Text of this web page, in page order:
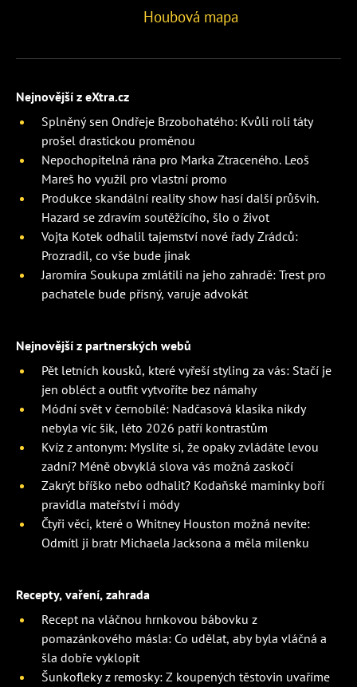
Houbová mapa
Nejnovější z eXtra.cz
Splněný sen Ondřeje Brzobohatého: Kvůli roli táty
prošel drastickou proměnou
Nepochopitelná rána pro Marka Ztraceného. Leoš
Mareš ho využil pro vlastní promo
Produkce skandální reality show hasí další průšvih.
Hazard se zdravím soutěžícího, šlo o život
Vojta Kotek odhalil tajemství nové řady Zrádců:
Prozradil, co vše bude jinak
Jaromíra Soukupa zmlátili na jeho zahradě: Trest pro
pachatele bude přísný, varuje advokát
Nejnovější z partnerských webů
Pět letních kousků, které vyřeší styling za vás: Stačí je
jen obléct a outfit vytvoříte bez námahy
Módní svět v černobílé: Nadčasová klasika nikdy
nebyla víc šik, léto 2026 patří kontrastům
Kvíz z antonym: Myslíte si, že opaky zvládáte levou
zadní? Méně obvyklá slova vás možná zaskočí
Zakrýt bříško nebo odhalit? Kodaňské maminky boří
pravidla mateřství i módy
Čtyři věci, které o Whitney Houston možná nevíte:
Odmítl ji bratr Michaela Jacksona a měla milenku
Recepty, vaření, zahrada
Recept na vláčnou hrnkovou bábovku z
pomazánkového másla: Co udělat, aby byla vláčná a
šla dobře vyklopit
Šunkofleky z remosky: Z koupených těstovin uvaříme